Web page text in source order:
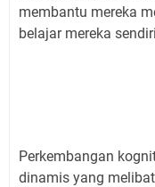
membantu mereka
belajar mereka
Perkembangan
dinamis yang